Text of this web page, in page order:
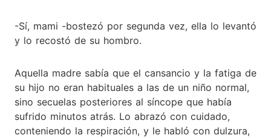
-Sí, mami -bostezó por segunda vez, ella lo levantó
y lo recostó de su hombro.
Aquella madre sabía que el cansancio y la fatiga de
su hijo no eran habituales a las de un niño normal,
sino secuelas posteriores al síncope que había
sufrido minutos atrás. Lo abrazó con cuidado,
conteniendo la respiración, y le habló con dulzura,